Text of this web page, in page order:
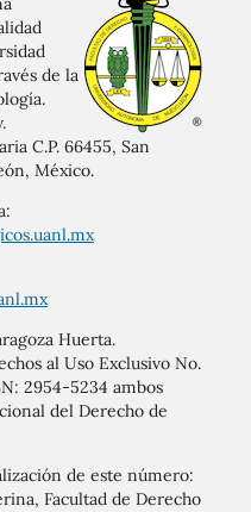
de la
C.P. 66455, San
México.
Huerta.
al Uso Exclusivo No.
2954-5234 ambos
del Derecho de
de este número:
Facultad de Derecho